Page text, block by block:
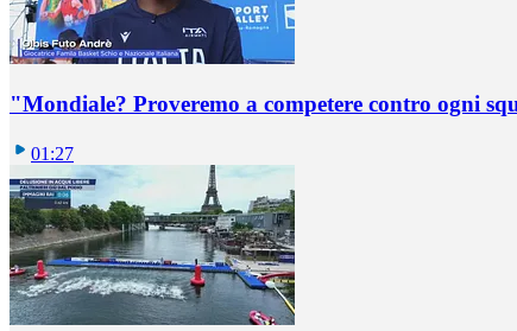
"Mondiale? Proveremo a competere contro ogni
01:27